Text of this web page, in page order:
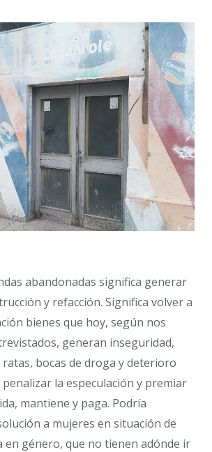
abandonadas significa generar
y refacción. Significa volver a
bienes que hoy, según nos
generan inseguridad,
bocas de droga y deterioro
la especulación y premiar
mantiene y paga. Podría
a mujeres en situación de
en género, que no tienen adónde ir